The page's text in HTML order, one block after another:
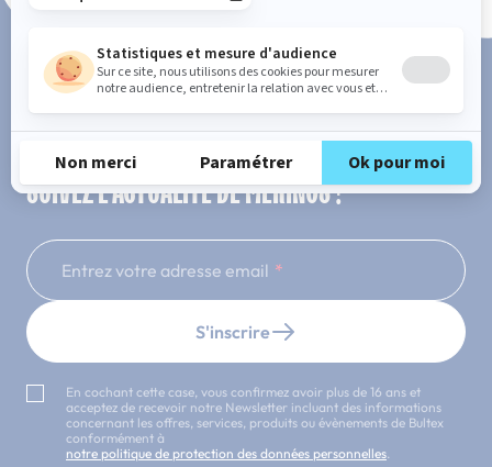
SUIVEZ L'ACTUALITÉ DE MERINOS !
Entrez votre adresse email
S'inscrire
En cochant cette case, vous confirmez avoir plus de 16 ans et
acceptez de recevoir notre Newsletter incluant des informations
concernant les offres, services, produits ou évènements de Bultex
conformément à
notre politique de protection des données personnelles.